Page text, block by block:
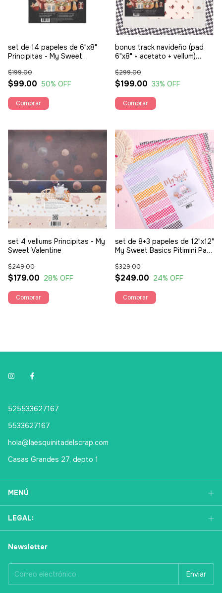
set de 14 papeles de 6"x8"
Principitas - My Sweet
$99.00
$199.00
50% OFF
bonus track navideño (pad
6"x8" + acetato + vellum)
Valentine
$199.00
$299.00
33% OFF
set 4 vellums Principitas - My
Sweet Valentine
$179.00
$249.00
28% OFF
set de 8+3 papeles de 12"x12"
My Sweet Basics Pitimini Pata
$249.00
$329.00
24% OFF
525533627167
5533627167
hola@laesquinitadelscrap.com
Casas Grandes 27, depto 1
MENÚ
LEGAL:
Newsletter